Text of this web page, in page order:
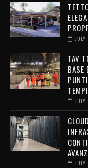
TAV
BASE